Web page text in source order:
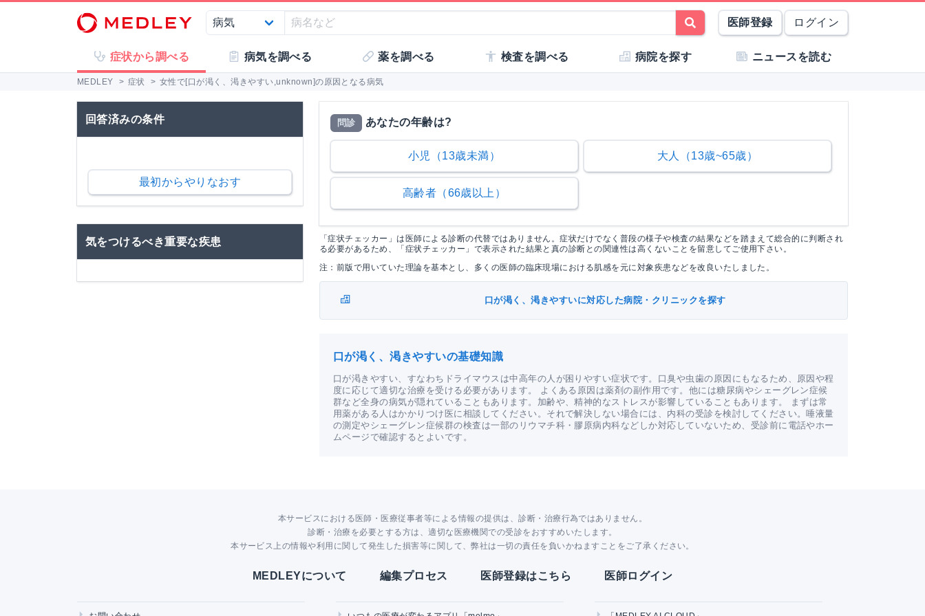
医師登録 ログイン
症状から調べる 病気を調べる 薬を調べる 検査を調べる 病院を探す ニュースを読む
MEDLEY > 症状 > 女性で[口が渇く、渇きやすい,unknown]の原因となる病気
回答済みの条件
最初からやりなおす
気をつけるべき重要な疾患
問診 あなたの年齢は?
小児（13歳未満） 大人（13歳~65歳）
高齢者（66歳以上）
「症状チェッカー」は医師による診断の代替ではありません。症状だけでなく普段の様子や検査の結果などを踏まえて総合的に判断され
る必要があるため、「症状チェッカー」で表示された結果と真の診断との関連性は高くないことを留意してご使用下さい。
注：前版で用いていた理論を基本とし、多くの医師の臨床現場における肌感を元に対象疾患などを改良いたしました。
口が渇く、渇きやすいに対応した病院・クリニックを探す
口が渇く、渇きやすいの基礎知識
口が渇きやすい、すなわちドライマウスは中高年の人が困りやすい症状です。口臭や虫歯の原因にもなるため、原因や程
度に応じて適切な治療を受ける必要があります。 よくある原因は薬剤の副作用です。他には糖尿病やシェーグレン症候
群など全身の病気が隠れていることもあります。加齢や、精神的なストレスが影響していることもあります。 まずは常
用薬がある人はかかりつけ医に相談してください。それで解決しない場合には、内科の受診を検討してください。唾液量
の測定やシェーグレン症候群の検査は一部のリウマチ科・膠原病内科などしか対応していないため、受診前に電話やホー
ムページで確認するとよいです。
本サービスにおける医師・医療従事者等による情報の提供は、診断・治療行為ではありません。
診断・治療を必要とする方は、適切な医療機関での受診をおすすめいたします。
本サービス上の情報や利用に関して発生した損害等に関して、弊社は一切の責任を負いかねますことをご了承ください。
MEDLEYについて 編集プロセス 医師登録はこちら 医師ログイン